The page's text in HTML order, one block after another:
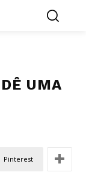
UMA
Pinterest